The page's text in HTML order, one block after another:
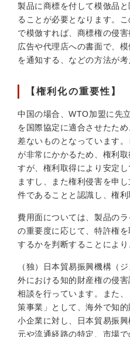
製品に商標を付して模倣品
ることが必要となります。
で模倣すれば、商標権の侵
広告や代理店への書面で、
を通知する、などの方法が考
【権利化の重要性】
中国の場合、WTO加盟に先
を国際協定に適合させたた
差ないものとなっています
が非常にかかるため、権利
すが、権利取得により安定
ますし、また権利侵害を申
件であることと認識し、権利
費用面については、製品の
の重要度に応じて、特許権
するかを判断することによ
（独）日本貿易振興機構（
外における知的財産権の侵
相談を行っています。また
策事業」として、海外で知
小企業に対し、日本貿易振
元や流通経路の特定、市場